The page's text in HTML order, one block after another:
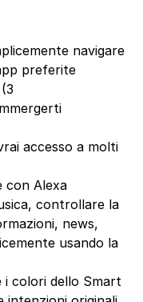
navigare
preferite
accesso a molti
con Alexa
controllare la
news,
usando la
colori dello Smart